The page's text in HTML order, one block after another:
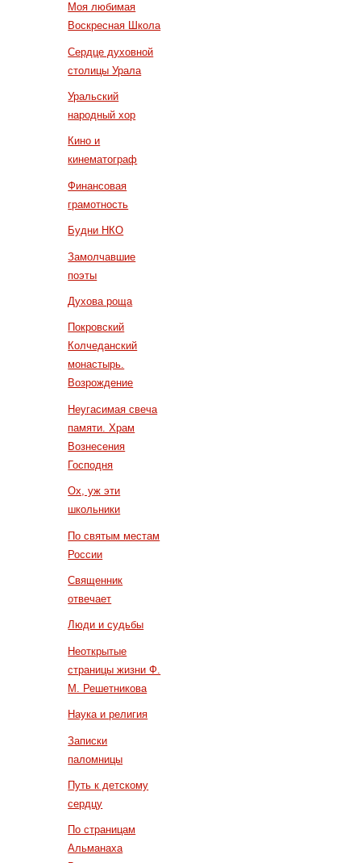
Моя любимая
Воскресная Школа
Сердце духовной
столицы Урала
Уральский
народный хор
Кино и
кинематограф
Финансовая
грамотность
Будни НКО
Замолчавшие
поэты
Духова роща
Покровский
Колчеданский
монастырь.
Возрождение
Неугасимая свеча
памяти. Храм
Вознесения
Господня
Ох, уж эти
школьники
По святым местам
России
Священник
отвечает
Люди и судьбы
Неоткрытые
страницы жизни Ф.
М. Решетникова
Наука и религия
Записки
паломницы
Путь к детскому
сердцу
По страницам
Альманаха